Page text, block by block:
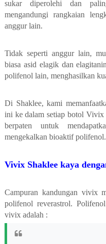
sukar diperolehi dan
mengandungi rangkaian
anggur lain.
Tidak seperti anggur lain,
biasa asid elagik dan
polifenol lain, menghasilkan
Di Shaklee, kami
ini ke dalam setiap botol Vivix
berpaten untuk
mengekalkan bioaktif polifenol.
Vivix Shaklee kaya
Campuran kandungan vivix
polifenol reverastrol.
vivix adalah :